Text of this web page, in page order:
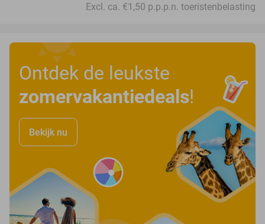
Excl. ca. €1,50 p.p.p.n. toeristenbelasting
Ontdek de leukste
zomervakantiedeals!
Bekijk nu